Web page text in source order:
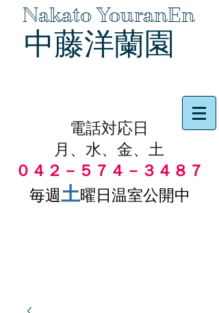
Nakato YouranEn
中藤洋蘭園
電話対応日
月、水、金、土
０４２－５７４－３４８７
毎週土曜日温室公開中